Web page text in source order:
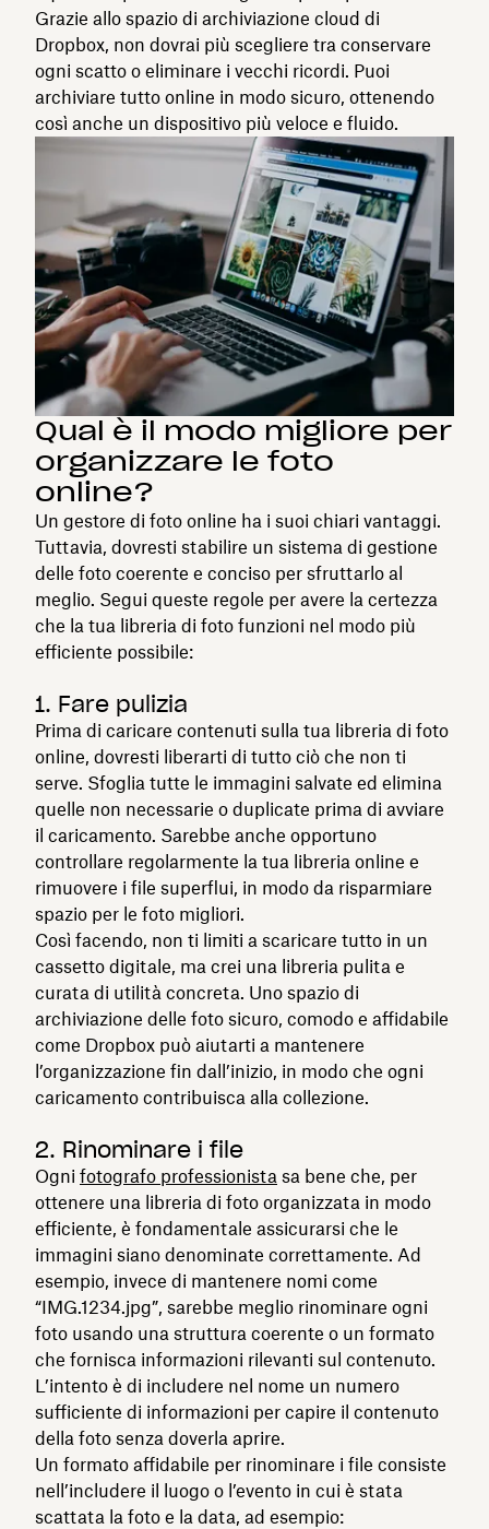
Grazie allo spazio di archiviazione cloud di
Dropbox, non dovrai più scegliere tra conservare
ogni scatto o eliminare i vecchi ricordi. Puoi
archiviare tutto online in modo sicuro, ottenendo
così anche un dispositivo più veloce e fluido.
Qual è il modo migliore per
organizzare le foto
online?
Un gestore di foto online ha i suoi chiari vantaggi.
Tuttavia, dovresti stabilire un sistema di gestione
delle foto coerente e conciso per sfruttarlo al
meglio. Segui queste regole per avere la certezza
che la tua libreria di foto funzioni nel modo più
efficiente possibile:
1. Fare pulizia
Prima di caricare contenuti sulla tua libreria di foto
online, dovresti liberarti di tutto ciò che non ti
serve. Sfoglia tutte le immagini salvate ed elimina
quelle non necessarie o duplicate prima di avviare
il caricamento. Sarebbe anche opportuno
controllare regolarmente la tua libreria online e
rimuovere i file superflui, in modo da risparmiare
spazio per le foto migliori.
Così facendo, non ti limiti a scaricare tutto in un
cassetto digitale, ma crei una libreria pulita e
curata di utilità concreta. Uno spazio di
archiviazione delle foto sicuro, comodo e affidabile
come Dropbox può aiutarti a mantenere
l’organizzazione fin dall’inizio, in modo che ogni
caricamento contribuisca alla collezione.
2. Rinominare i file
Ogni fotografo professionista sa bene che, per
ottenere una libreria di foto organizzata in modo
efficiente, è fondamentale assicurarsi che le
immagini siano denominate correttamente. Ad
esempio, invece di mantenere nomi come
“IMG.1234.jpg”, sarebbe meglio rinominare ogni
foto usando una struttura coerente o un formato
che fornisca informazioni rilevanti sul contenuto.
L’intento è di includere nel nome un numero
sufficiente di informazioni per capire il contenuto
della foto senza doverla aprire.
Un formato affidabile per rinominare i file consiste
nell’includere il luogo o l’evento in cui è stata
scattata la foto e la data, ad esempio: